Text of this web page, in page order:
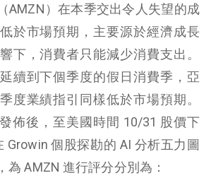
AMZN）在本季交出令人失望的成
於市場預期，主要源於經濟成長
下，消費者只能減少消費支出。
續到下個季度的假日消費季，亞
度業績指引同樣低於市場預期。
佈後，至美國時間 10/31 股價下
Growin 個股探勘的 AI 分析五力圖
為 AMZN 進行評分分別為：